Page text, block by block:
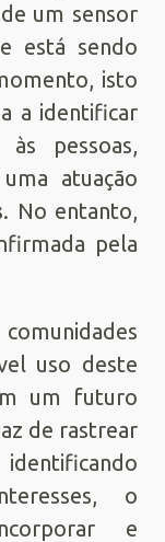
um sensor
está sendo
isto
a identificar
pessoas,
atuação
. No entanto,
pela
uso deste
um futuro
de rastrear
o
e